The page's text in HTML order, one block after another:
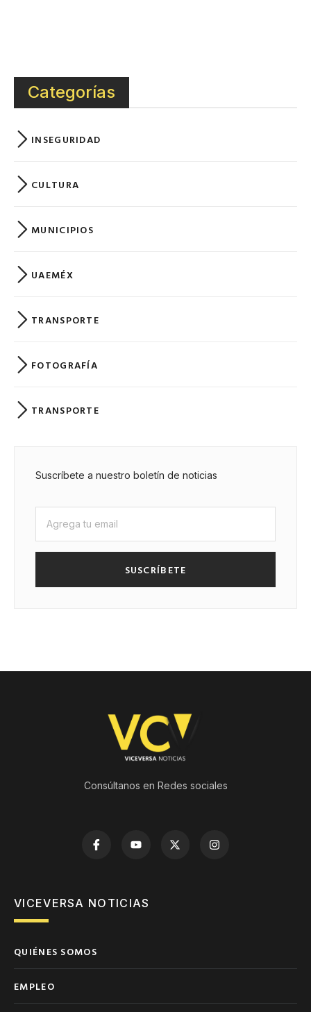
Categorías
INSEGURIDAD
CULTURA
MUNICIPIOS
UAEMÉX
TRANSPORTE
FOTOGRAFÍA
TRANSPORTE
Suscríbete a nuestro boletín de noticias
SUSCRÍBETE
Consúltanos en Redes sociales
VICEVERSA NOTICIAS
QUIÉNES SOMOS
EMPLEO